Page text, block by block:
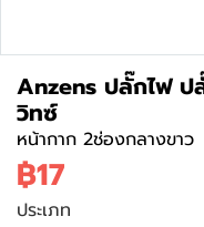
Anzens ปลั๊กไฟ ป
วิทซ์
หน้ากาก 2ช่องกลางขาว
฿17
ประเภท